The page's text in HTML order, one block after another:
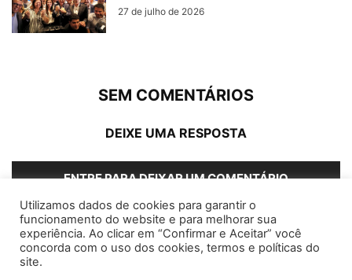
27 de julho de 2026
SEM COMENTÁRIOS
DEIXE UMA RESPOSTA
ENTRE PARA DEIXAR UM COMENTÁRIO
Home Editorias Coluna Social Grampos
Utilizamos dados de cookies para garantir o
funcionamento do website e para melhorar sua
experiência. Ao clicar em “Confirmar e Aceitar” você
concorda com o uso dos cookies, termos e políticas do
site.